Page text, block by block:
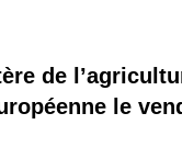
Il y a
Quels
de
le